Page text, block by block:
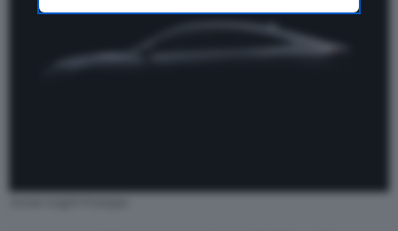
management platform (CMP). You can still
modify or withdraw your choice at any time
through the “Privacy Settings” section.